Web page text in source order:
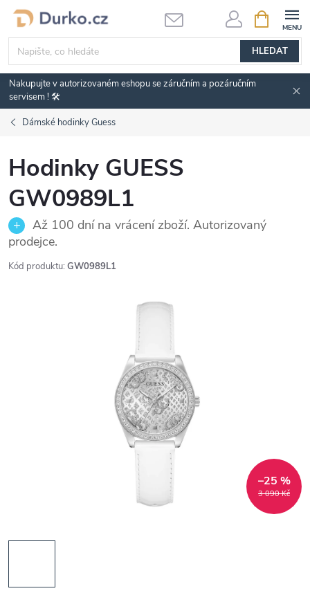
Přejít
obsah
HLEDAT
NÁKUPNÍ
KOŠÍK
Nakupujte v autorizovaném eshopu se záručním a pozáručním
servisem ! 🛠️
Dámské hodinky Guess
Hodinky GUESS
GW0989L1
Až 100 dní na vrácení zboží. Autorizovaný
prodejce.
Kód produktu: GW0989L1
3 090 Kč
–25 %